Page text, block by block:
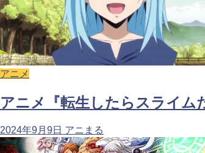
アニメ
アニメ『転生したらスライム
2024年9月9日 アニまる